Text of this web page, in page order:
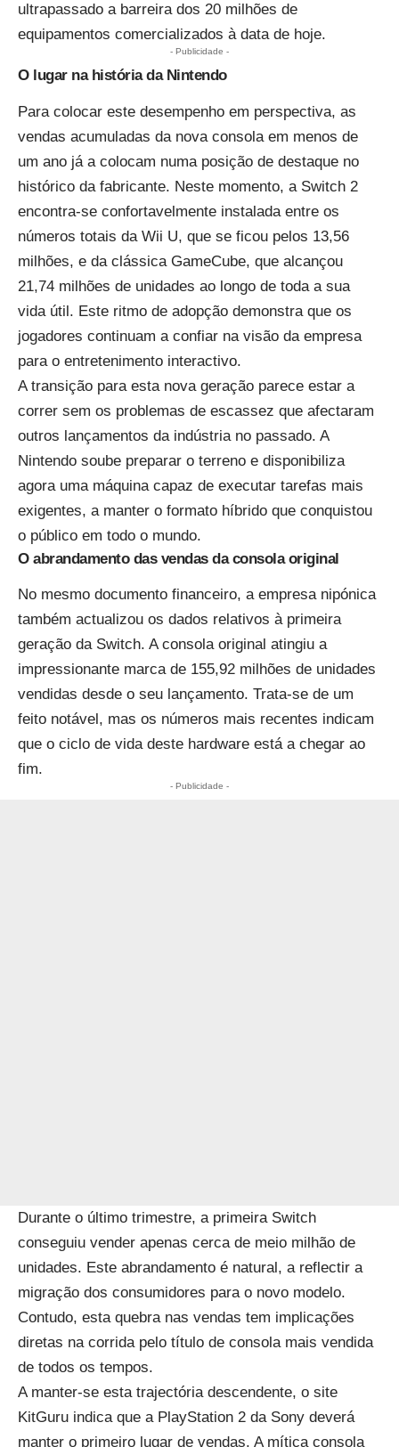
ultrapassado a barreira dos 20 milhões de
equipamentos comercializados à data de hoje.
- Publicidade -
O lugar na história da Nintendo
Para colocar este desempenho em perspectiva, as
vendas acumuladas da nova consola em menos de
um ano já a colocam numa posição de destaque no
histórico da fabricante. Neste momento, a Switch 2
encontra-se confortavelmente instalada entre os
números totais da Wii U, que se ficou pelos 13,56
milhões, e da clássica GameCube, que alcançou
21,74 milhões de unidades ao longo de toda a sua
vida útil. Este ritmo de adopção demonstra que os
jogadores continuam a confiar na visão da empresa
para o entretenimento interactivo.
A transição para esta nova geração parece estar a
correr sem os problemas de escassez que afectaram
outros lançamentos da indústria no passado. A
Nintendo soube preparar o terreno e disponibiliza
agora uma máquina capaz de executar tarefas mais
exigentes, a manter o formato híbrido que conquistou
o público em todo o mundo.
O abrandamento das vendas da consola original
No mesmo documento financeiro, a empresa nipónica
também actualizou os dados relativos à primeira
geração da Switch. A consola original atingiu a
impressionante marca de 155,92 milhões de unidades
vendidas desde o seu lançamento. Trata-se de um
feito notável, mas os números mais recentes indicam
que o ciclo de vida deste hardware está a chegar ao
fim.
- Publicidade -
Durante o último trimestre, a primeira Switch
conseguiu vender apenas cerca de meio milhão de
unidades. Este abrandamento é natural, a reflectir a
migração dos consumidores para o novo modelo.
Contudo, esta quebra nas vendas tem implicações
diretas na corrida pelo título de consola mais vendida
de todos os tempos.
A manter-se esta trajectória descendente, o site
KitGuru indica que a PlayStation 2 da Sony deverá
manter o primeiro lugar de vendas. A mítica consola